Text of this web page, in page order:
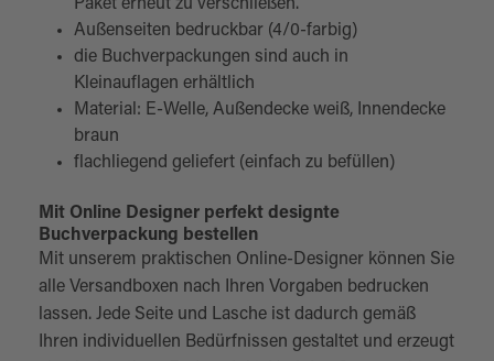
Paket erneut zu verschließen.
Außenseiten bedruckbar (4/0-farbig)
die Buchverpackungen sind auch in
Kleinauflagen erhältlich
Material: E-Welle, Außendecke weiß, Innendecke
braun
flachliegend geliefert (einfach zu befüllen)
Mit Online Designer perfekt designte
Buchverpackung bestellen
Mit unserem praktischen Online-Designer können Sie
alle Versandboxen nach Ihren Vorgaben bedrucken
lassen. Jede Seite und Lasche ist dadurch gemäß
Ihren individuellen Bedürfnissen gestaltet und erzeugt